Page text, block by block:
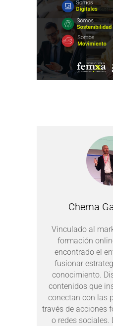
Chema
Vinculado al
formación
encontrado el
fusionar
conocimiento.
contenidos que
conectan con las
través de acciones
o redes sociales.